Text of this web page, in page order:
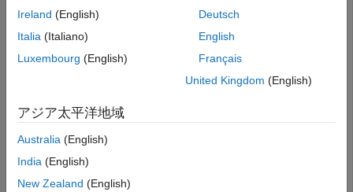
半精度ベクトル
X = half([1;2;3;4])
X =
  4×1 half column vector
     1
     2
Ireland (English)
Italia (Italiano)
Luxembourg (English)
Deutsch
English
Français
United Kingdom (English)
アジア太平洋地域
Australia (English)
India (English)
New Zealand (English)